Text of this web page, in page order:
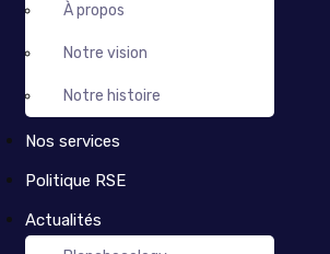
À propos
Notre vision
Notre histoire
Nos services
Politique RSE
Actualités